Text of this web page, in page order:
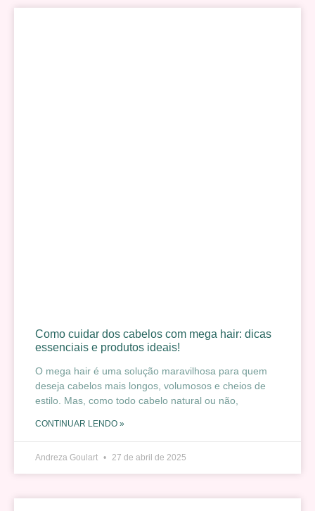
Como cuidar dos cabelos com mega hair: dicas
essenciais e produtos ideais!
O mega hair é uma solução maravilhosa para quem
deseja cabelos mais longos, volumosos e cheios de
estilo. Mas, como todo cabelo natural ou não,
CONTINUAR LENDO »
Andreza Goulart 27 de abril de 2025